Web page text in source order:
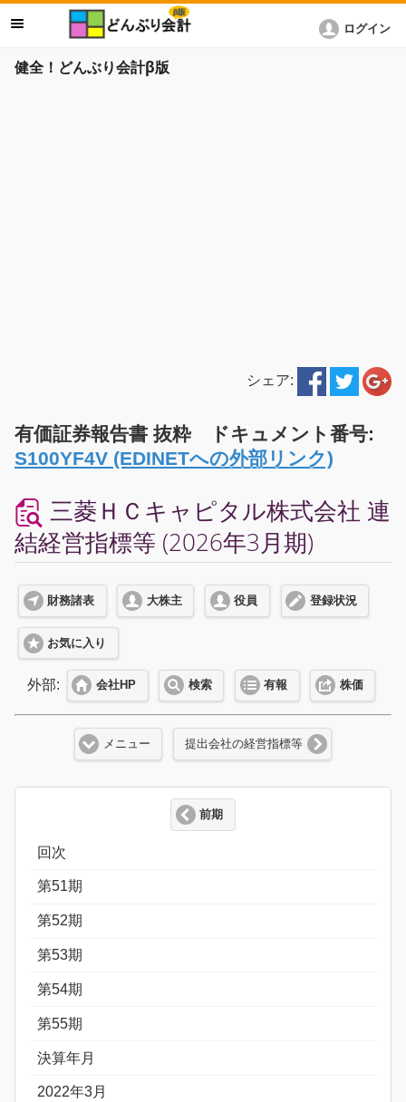
健全！どんぶり会計β版
ログイン
シェア:
有価証券報告書 抜粋 ドキュメント番号:
S100YF4V (EDINETへの外部リンク)
三菱ＨＣキャピタル株式会社 連
結経営指標等 (2026年3月期)
財務諸表 大株主 役員 登録状況
お気に入り
外部: 会社HP 検索 有報 株価
メニュー 提出会社の経営指標等
前期
回次
第51期
第52期
第53期
第54期
第55期
決算年月
2022年3月